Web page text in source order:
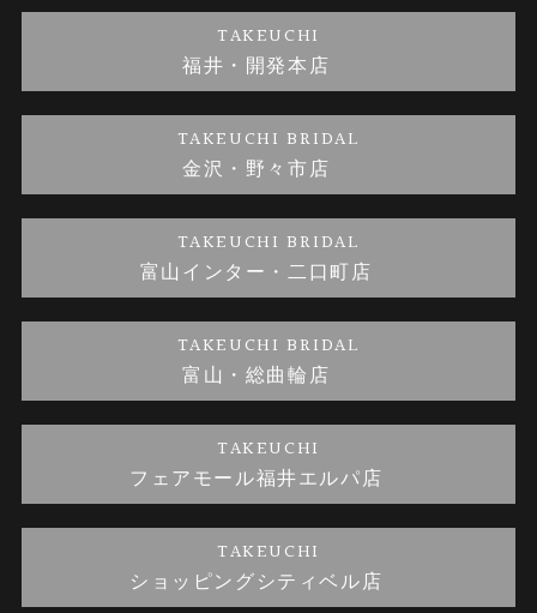
婚約ネックレス
金・プラチナのお取引
ブランドリスト
金澤指輪工房｜手作りペアリング
金澤指輪工房｜手作り結婚指輪 and 婚約指輪
金澤指輪工房｜手作り婚約指輪プロポーズプラン
お客様の声
プライバシーポリシー
TAKEUCHI
福井・開発本店
TAKEUCHI BRIDAL
金沢・野々市店
TAKEUCHI BRIDAL
富山インター・二口町店
TAKEUCHI BRIDAL
富山・総曲輪店
TAKEUCHI
フェアモール福井エルパ店
TAKEUCHI
ショッピングシティベル店